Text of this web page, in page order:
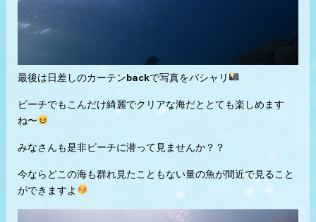
最後は日差しのカーテンbackで写真をパシャリ
ビーチでもこんだけ綺麗でクリアな海だととても楽しめます
ね〜
みなさんも是非ビーチに潜って見ませんか？？
今ならどこの海も群れ見たこともない量の魚が間近で見ること
ができますよ